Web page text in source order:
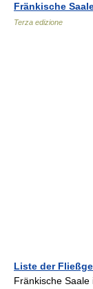
Fränkische
Terza edizione
Liste der
Fränkische